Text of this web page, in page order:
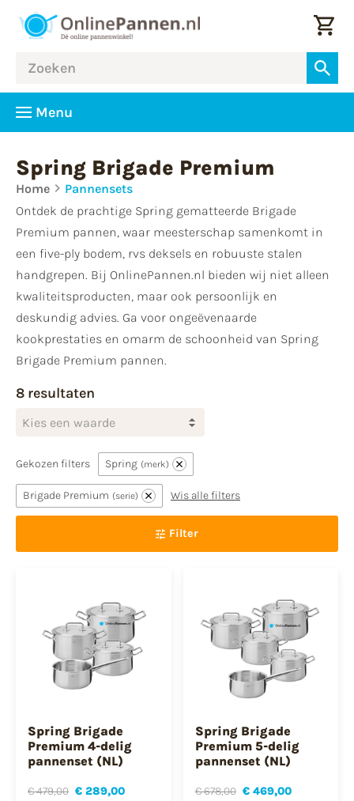
Menu
Spring Brigade Premium
Home
Pannensets
Ontdek de prachtige Spring gematteerde Brigade
Premium pannen, waar meesterschap samenkomt in
een five-ply bodem, rvs deksels en robuuste stalen
handgrepen. Bij OnlinePannen.nl bieden wij niet alleen
kwaliteitsproducten, maar ook persoonlijk en
deskundig advies. Ga voor ongeëvenaarde
kookprestaties en omarm de schoonheid van Spring
Brigade Premium pannen.
8 resultaten
Kies een waarde
Gekozen filters Spring merk
Brigade Premium serie Wis alle filters
Filter
Spring Brigade
Premium 4-delig
pannenset (NL)
€ 479,00 € 289,00
Spring Brigade
Premium 5-delig
pannenset (NL)
€ 678,00 € 469,00